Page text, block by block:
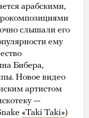
арабскими,
слышали его
ему
Бибера,
Новое видео
артистом
—
«Taki Taki»)